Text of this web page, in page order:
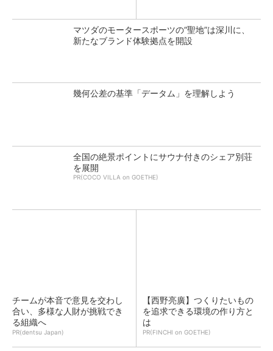
マツダのモータースポーツの“聖地”は深川に、
新たなブランド体験拠点を開設
幾何公差の基準「データム」を理解しよう
全国の絶景ポイントにサウナ付きのシェア別荘
を展開
PR(COCO VILLA on GOETHE)
チームが本音で意見を交わし
合い、多様な人財が挑戦でき
る組織へ
PR(dentsu Japan)
【西野亮廣】つくりたいもの
を追求できる環境の作り方と
は
PR(FINCHI on GOETHE)